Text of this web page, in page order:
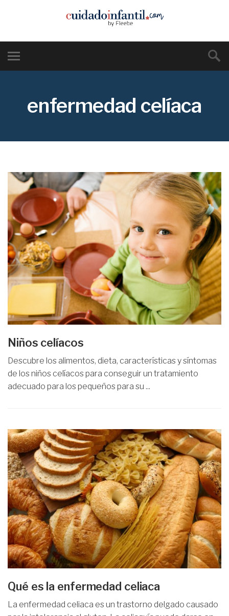
enfermedad celíaca
Niños celíacos
Descubre los alimentos, dieta, características y síntomas
de los niños celíacos para conseguir un tratamiento
adecuado para los pequeños para su ...
Qué es la enfermedad celiaca
La enfermedad celiaca es un trastorno delgado causado